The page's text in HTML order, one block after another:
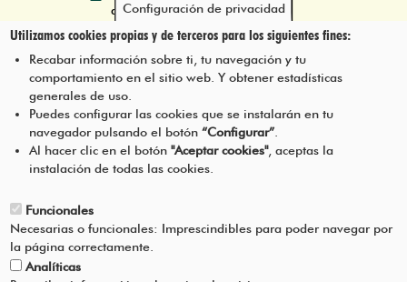
atencion@mancoeduca.com
Programa de Educación Ambiental
Escolar de la Mancomunidad de la
Pie
Menú
CONTÁCTANOS
CONDICIONES DEL SERVICIO
Configuración de privacidad
Utilizamos cookies propias y de terceros para los siguientes fines:
Recabar información sobre ti, tu navegación y tu
comportamiento en el sitio web. Y obtener estadísticas
generales de uso.
Puedes configurar las cookies que se instalarán en tu
navegador pulsando el botón“Configurar”
Al hacer clic en el botón"Aceptar cookies", aceptas la
instalación de todas las cookies.
Funcionales
Necesarias o funcionales: Imprescindibles para poder navegar por
la página correctamente.
Analíticas